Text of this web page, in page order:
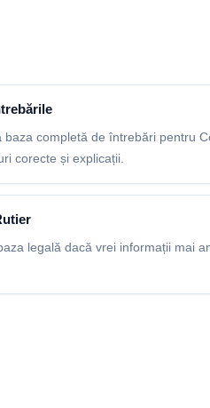
baza completă de întrebări pentru
corecte și explicații.
legală dacă vrei informații mai